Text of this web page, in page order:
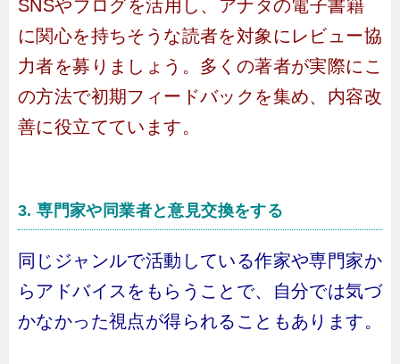
SNSやブログを活用し、アナタの電子書籍
に関心を持ちそうな読者を対象にレビュー協
力者を募りましょう。多くの著者が実際にこ
の方法で初期フィードバックを集め、内容改
善に役立てています。
3. 専門家や同業者と意見交換をする
同じジャンルで活動している作家や専門家か
らアドバイスをもらうことで、自分では気づ
かなかった視点が得られることもあります。